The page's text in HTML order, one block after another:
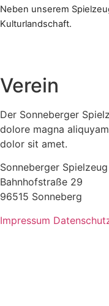
Neben unserem
Kulturlandschaft.
Verein
Der Sonneberger
dolore magna
dolor sit amet.
Sonneberger Spielzeug
Bahnhofstraße 29
96515 Sonneberg
Impressum